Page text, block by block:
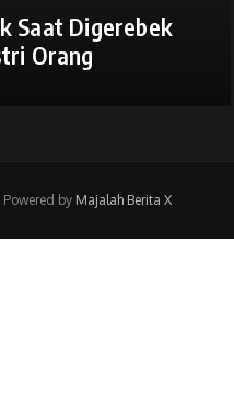
Saat Digerebek
Orang
by Majalah Berita X